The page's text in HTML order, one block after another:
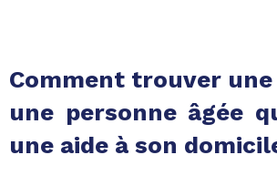
Comment trouver
une personne âgée
une aide à son